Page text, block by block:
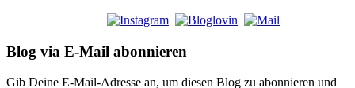
Blog via E-Mail abonnieren
Gib Deine E-Mail-Adresse an, um diesen Blog zu abonnieren und